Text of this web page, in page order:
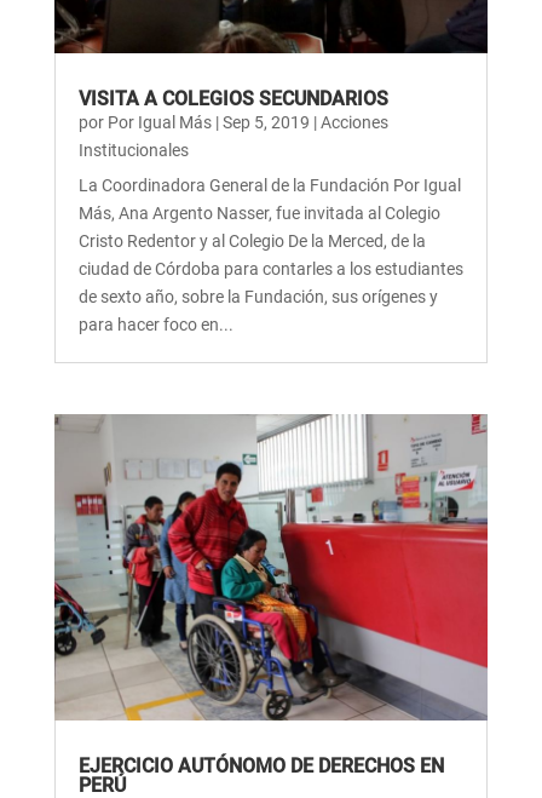
VISITA A COLEGIOS SECUNDARIOS
por Por Igual Más|Sep 5, 2019 |Acciones
Institucionales
La Coordinadora General de la Fundación Por Igual
Más, Ana Argento Nasser, fue invitada al Colegio
Cristo Redentor y al Colegio De la Merced, de la
ciudad de Córdoba para contarles a los estudiantes
de sexto año, sobre la Fundación, sus orígenes y
para hacer foco en...
EJERCICIO AUTÓNOMO DE DERECHOS EN
PERÚ